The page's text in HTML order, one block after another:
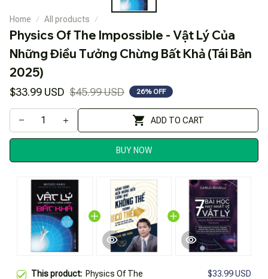
Home All products
Physics Of The Impossible - Vật Lý Của
Những Điều Tưởng Chừng Bất Khả (Tái Bản
2025)
$33.99 USD $45.99 USD 26% OFF
ADD TO CART
BUY NOW
This product: Physics Of The
$33.99 USD